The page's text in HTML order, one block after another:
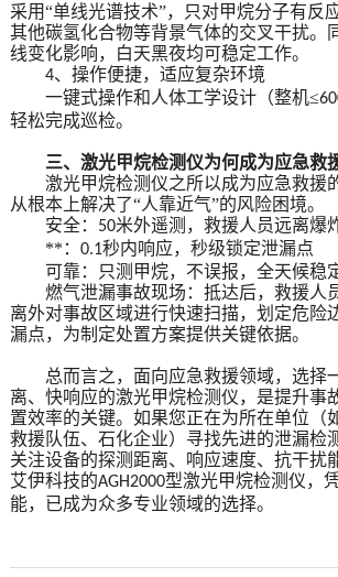
采用“单线光谱技术”，只对甲烷分子有反
其他碳氢化合物等背景气体的交叉干扰。
线变化影响，白天黑夜均可稳定工作。
4、操作便捷，适应复杂环境
一键式操作和人体工学设计（整机≤
轻松完成巡检。
三、激光甲烷检测仪为何成为应急救
激光甲烷检测仪之所以成为应急救援
从根本上解决了“人靠近气”的风险困境。
安全： 50米外遥测，救援人员远离爆
**： 0.1秒内响应，秒级锁定泄漏点
可靠：只测甲烷，不误报，全天候稳
燃气泄漏事故现场：抵达后，救援人
离外对事故区域进行快速扫描，划定危险
漏点，为制定处置方案提供关键依据。
总而言之，面向应急救援领域，选择
离、快响应的激光甲烷检测仪，是提升事
置效率的关键。如果您正在为所在单位（
救援队伍、石化企业）寻找先进的泄漏检
关注设备的探测距离、响应速度、抗干扰
艾伊科技的AGH2000型激光甲烷检测仪，
能，已成为众多专业领域的选择。